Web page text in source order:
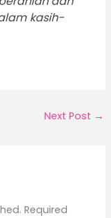
kasih-
Next Post →
Required